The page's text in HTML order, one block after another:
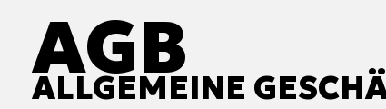
AGB
ALLGEMEINE